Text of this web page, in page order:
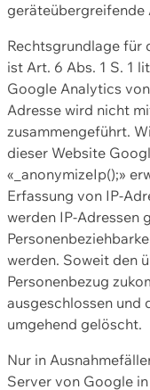
geräteübergreifende
Rechtsgrundlage für
ist Art. 6 Abs. 1 S. 1
Google Analytics
Adresse wird nicht
zusammengeführt.
dieser Website
«_anonymizeIp();»
Erfassung von IP-
werden IP-Adressen
werden. Soweit den
Personenbezug
ausgeschlossen und
umgehend gelöscht.
Nur in
Server von Google